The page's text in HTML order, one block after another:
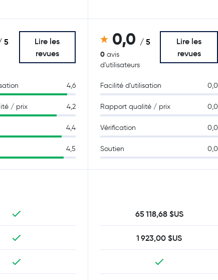
5
Lire les
revues
4,6
/ prix 4,2
4,4
4,5
0,0 / 5
0 avis
d'utilisateurs
Lire les
revues
Facilité d'utilisation 0,0
Rapport qualité / prix 0,0
Vérification 0,0
Soutien 0,0
65 118,68 $US
1 923,00 $US